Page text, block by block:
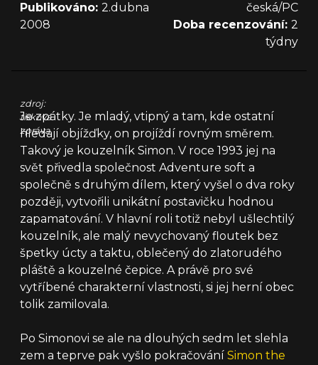
Publikováno: 2.dubna
2008
česká/PC
Doba recenzování: 2
týdny
zdroj:
tisková
zpráva
Je zpátky. Je mladý, vtipný a tam, kde ostatní
hledají objížďky, on projíždí rovným směrem.
Takový je kouzelník Simon. V roce 1993 jej na
svět přivedla společnost Adventure soft a
společně s druhým dílem, který vyšel o dva roky
později, vytvořili unikátní postavičku hodnou
zapamatování. V hlavní roli totiž nebyl ušlechtilý
kouzelník, ale malý nevychovaný floutek bez
špetky úcty a taktu, oblečený do zlatorudého
pláště a kouzelné čepice. A právě pro své
vytříbené charakterní vlastnosti, si jej herní obec
tolik zamilovala.
Po Simonovi se ale na dlouhých sedm let slehla
zem a teprve pak vyšlo pokračování Simon the